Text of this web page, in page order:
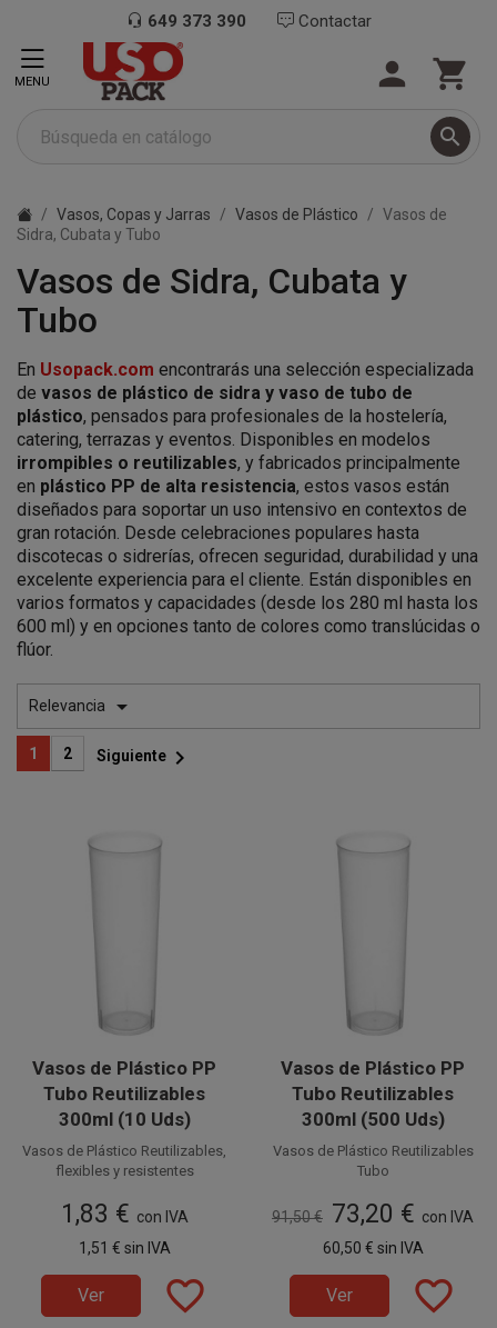
649 373 390 Contactar

 
MENU
Vasos, Copas y Jarras Vasos de Plástico
Vasos de
Sidra, Cubata y Tubo
Vasos de Sidra, Cubata y
Tubo
En Usopack.com encontrarás una selección especializada
de vasos de plástico de sidra y vaso de tubo de
plástico, pensados para profesionales de la hostelería,
catering, terrazas y eventos. Disponibles en modelos
irrompibles o reutilizables, y fabricados principalmente
en plástico PP de alta resistencia, estos vasos están
diseñados para soportar un uso intensivo en contextos de
gran rotación. Desde celebraciones populares hasta
discotecas o sidrerías, ofrecen seguridad, durabilidad y una
excelente experiencia para el cliente. Están disponibles en
varios formatos y capacidades (desde los 280 ml hasta los
600 ml) y en opciones tanto de colores como translúcidas o
flúor.
Relevancia 
1 2 Siguiente 
Vasos de Plástico PP
Tubo Reutilizables
300ml (10 Uds)
Vasos de Plástico Reutilizables,
flexibles y resistentes
PP (Polipropileno)
inyección
con forma de Tubo
Transparentes y capacidad para
1,83 € con IVA
1,51 € sin IVA
Ver favorite_border
Vasos de Plástico PP
Tubo Reutilizables
300ml (500 Uds)
Vasos de Plástico Reutilizables
Tubo
resistentes P
con capacidad para 300 cc.
Estos Vasos Reutilizables de
91,50 € 73,20 € con IVA
60,50 € sin IVA
Ver favorite_border